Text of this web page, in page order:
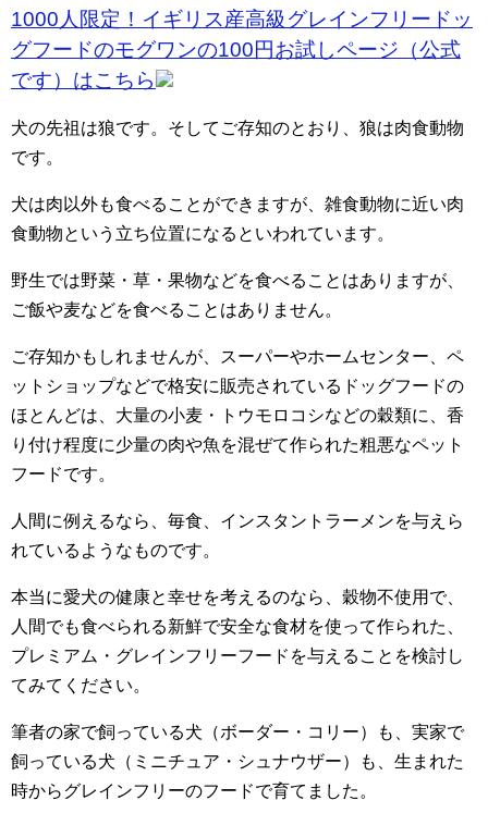
1000人限定！イギリス産高級グレインフリードッ
グフードのモグワンの100円お試しページ（公式
です）はこちら
犬の先祖は狼です。そしてご存知のとおり、狼は肉食動物
です。
犬は肉以外も食べることができますが、雑食動物に近い肉
食動物という立ち位置になるといわれています。
野生では野菜・草・果物などを食べることはありますが、
ご飯や麦などを食べることはありません。
ご存知かもしれませんが、スーパーやホームセンター、ペ
ットショップなどで格安に販売されているドッグフードの
ほとんどは、大量の小麦・トウモロコシなどの穀類に、香
り付け程度に少量の肉や魚を混ぜて作られた粗悪なペット
フードです。
人間に例えるなら、毎食、インスタントラーメンを与えら
れているようなものです。
本当に愛犬の健康と幸せを考えるのなら、穀物不使用で、
人間でも食べられる新鮮で安全な食材を使って作られた、
プレミアム・グレインフリーフードを与えることを検討し
てみてください。
筆者の家で飼っている犬（ボーダー・コリー）も、実家で
飼っている犬（ミニチュア・シュナウザー）も、生まれた
時からグレインフリーのフードで育てました。